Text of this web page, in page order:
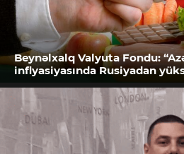
Beynəlxalq Valyuta Fondu:
inflyasiyasında Rusiyadan